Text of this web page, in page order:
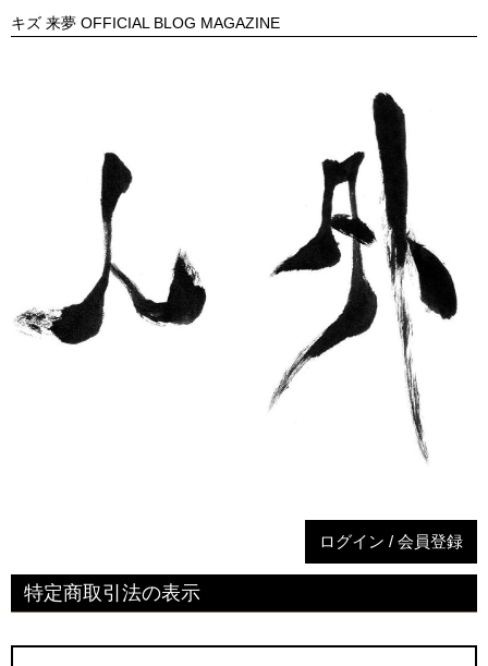
キズ 来夢 OFFICIAL BLOG MAGAZINE
ログイン / 会員登録
特定商取引法の表示